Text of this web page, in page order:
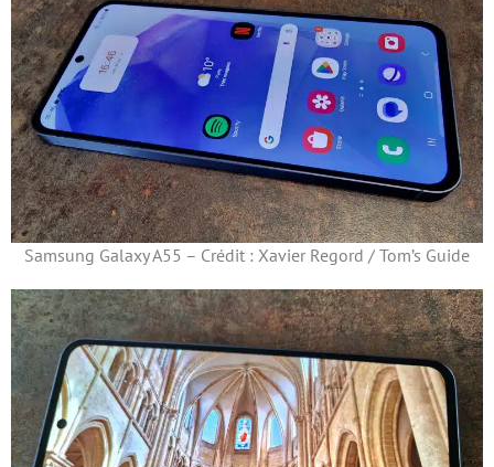
Samsung Galaxy A55 – Crédit : Xavier Regord / Tom’s Guide